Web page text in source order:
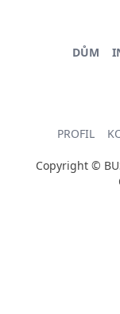
DŮM
PROFIL
Copyright ©